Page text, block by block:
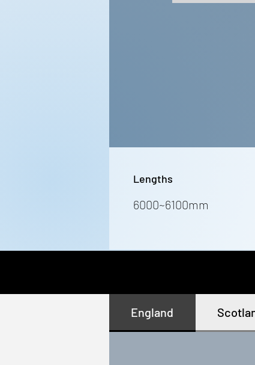
Lengths
6000~6100mm
England